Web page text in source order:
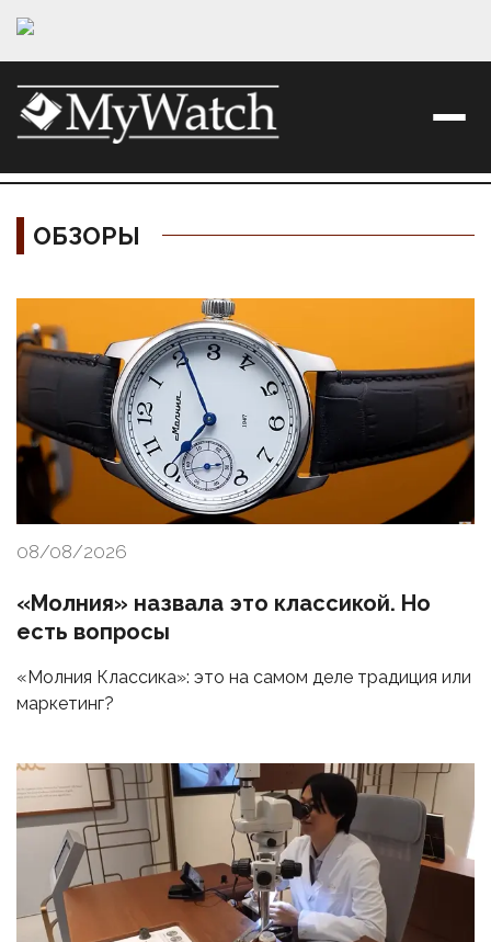
ОБЗОРЫ
Материалы
08/08/2026
«Молния» назвала это классикой. Но
есть вопросы
«Молния Классика»: это на самом деле традиция или
маркетинг?